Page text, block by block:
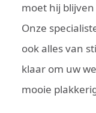
moet hij
Onze
ook alles van
klaar om uw
mooie